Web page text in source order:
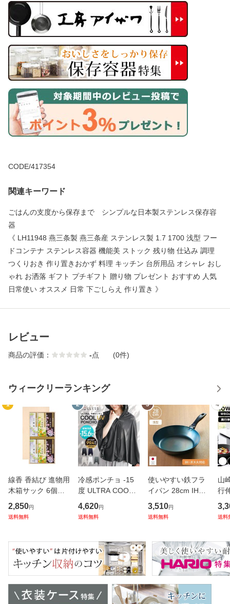
CODE/417354
関連キーワード
ごはんの支度から保存まで シンプルな日本製ステンレス保存容
器
《 LH11948 燕三条製 燕三条産 ステンレス製 1.7 1700 浅型 フー
ドコンテナ ステンレス容器 機能美 ストック 残り物 仕込み 調理
つくりおき 作り置きおかず 料理 キッチン 台所用品 オシャレ おし
ゃれ お洒落 ギフト プチギフト 贈り物 プレゼント おすすめ 人気
日常使い オススメ 日常 下ごしらえ 作り置き 》
レビュー
商品の評価： -点 (0件)
ウィークリーランキング
1
線香 香結び 進物用
木箱サック 6個入
り ギフト （ お線
香 微煙 仏壇 お墓
プレゼント 贈り物
2,850円
送料無料
2
冷感ポンチョ -15
度 ULTRA COOL
UV PONCHO SOL
LESS UVカット JI
冷感 抗菌 防臭 フ
ード付き スポー
4,620円
送料無料
3
使いやすい鉄フラ
イパン 28cm IH対
応 こだわり職人 日
本製 藤田金属 （
パン フライパン 炒
め鍋 ハー
3,510円
送料無料
4
山
行
ー
ン
ー
コ
送料